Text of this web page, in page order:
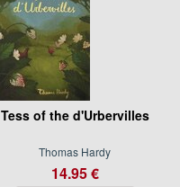
Tess of the d'Urbervilles
Thomas Hardy
14.95 €